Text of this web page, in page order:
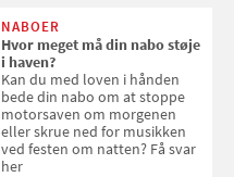
NABOER
Hvor meget må din nabo støje
i haven?
Kan du med loven i hånden
bede din nabo om at stoppe
motorsaven om morgenen
eller skrue ned for musikken
ved festen om natten? Få svar
her